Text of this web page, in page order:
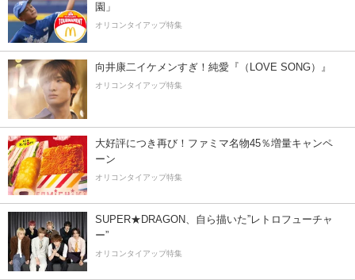
園」
オリコンタイアップ特集
向井康二イケメンすぎ！純愛『（LOVE SONG）』
オリコンタイアップ特集
大好評につき再び！ファミマ名物45％増量キャンペ
ーン
オリコンタイアップ特集
SUPER★DRAGON、自ら描いた”レトロフューチャ
ー”
オリコンタイアップ特集